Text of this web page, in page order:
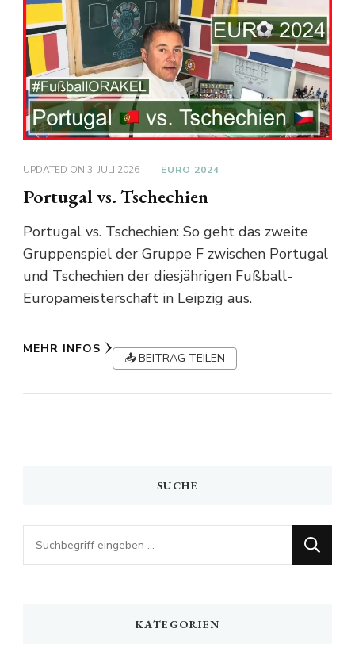
UPDATED ON 3. JULI 2026 EURO 2024
Portugal vs. Tschechien
Portugal vs. Tschechien: So geht das zweite
Gruppenspiel der Gruppe F zwischen Portugal
und Tschechien der diesjährigen Fußball-
Europameisterschaft in Leipzig aus.
MEHR INFOS
📤 BEITRAG TEILEN
SUCHE
Looking
for
KATEGORIEN